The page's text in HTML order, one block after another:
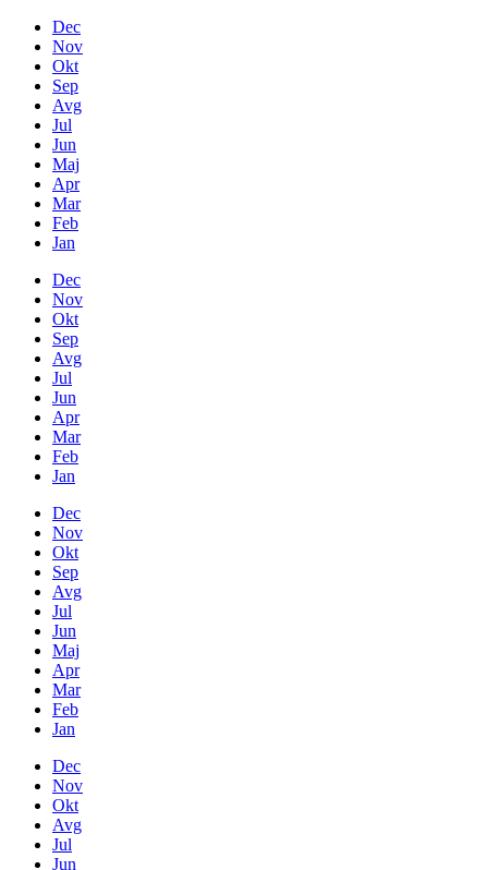
Dec
Nov
Okt
Sep
Avg
Jul
Jun
Maj
Apr
Mar
Feb
Jan
Dec
Nov
Okt
Sep
Avg
Jul
Jun
Apr
Mar
Feb
Jan
Dec
Nov
Okt
Sep
Avg
Jul
Jun
Maj
Apr
Mar
Feb
Jan
Dec
Nov
Okt
Avg
Jul
Jun